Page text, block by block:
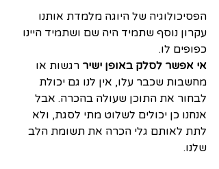
הפסיכולוגיה של היוגה מלמדת אותנו
עקרון נוסף שתמיד היה שם ושתמיד היינו
כפופים לו.
אי אפשר לסלק באופן ישיר רגשות או
מחשבות שכבר עלו, אין לנו גם יכולת
לבחור את התוכן שעולה בהכרה. אבל
אנחנו כן יכולים לשלוט מתי לסגת, ולא
לתת לאותם גלי הכרה את תשומת הלב
שלנו.